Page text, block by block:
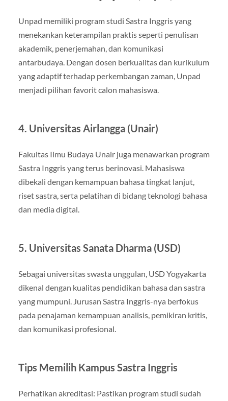
Unpad memiliki program studi Sastra Inggris yang
menekankan keterampilan praktis seperti penulisan
akademik, penerjemahan, dan komunikasi
antarbudaya. Dengan dosen berkualitas dan kurikulum
yang adaptif terhadap perkembangan zaman, Unpad
menjadi pilihan favorit calon mahasiswa.
4. Universitas Airlangga (Unair)
Fakultas Ilmu Budaya Unair juga menawarkan program
Sastra Inggris yang terus berinovasi. Mahasiswa
dibekali dengan kemampuan bahasa tingkat lanjut,
riset sastra, serta pelatihan di bidang teknologi bahasa
dan media digital.
5. Universitas Sanata Dharma (USD)
Sebagai universitas swasta unggulan, USD Yogyakarta
dikenal dengan kualitas pendidikan bahasa dan sastra
yang mumpuni. Jurusan Sastra Inggris-nya berfokus
pada penajaman kemampuan analisis, pemikiran kritis,
dan komunikasi profesional.
Tips Memilih Kampus Sastra Inggris
Perhatikan akreditasi: Pastikan program studi sudah